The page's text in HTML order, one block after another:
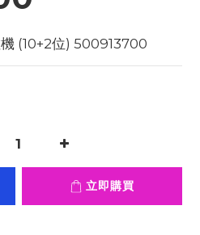
(10+2位) 500913700
立即購買